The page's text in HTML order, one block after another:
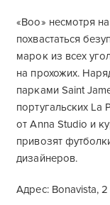
«Boo» несмотря
похвастаться
марок из всех
на прохожих.
парками Saint
португальских La
от Anna Studio и
привозят
дизайнеров.
Адрес: Bonavista, 2